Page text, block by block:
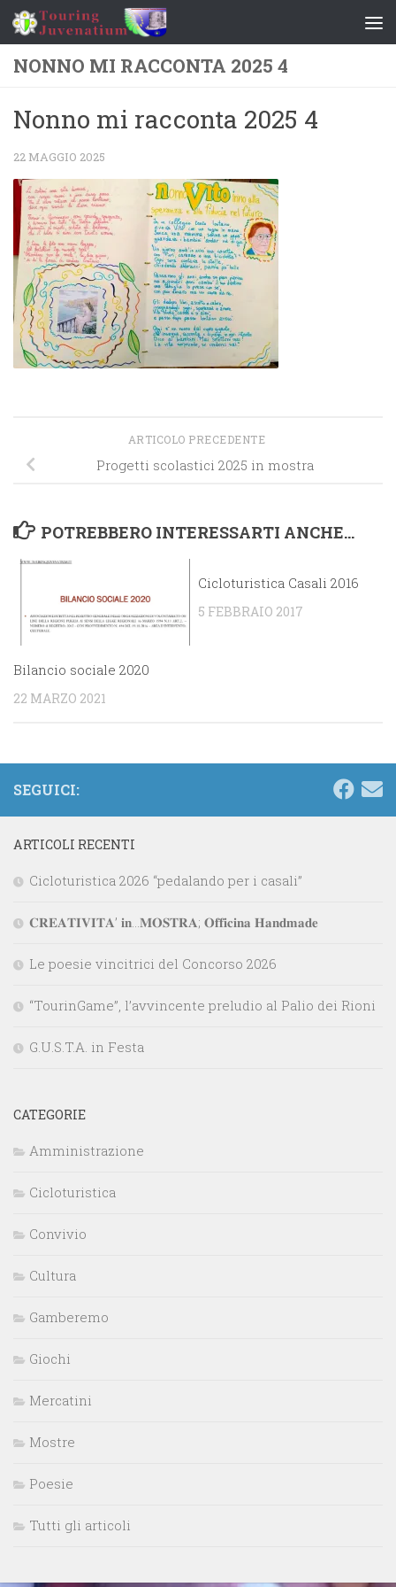
Salta al contenuto
NONNO MI RACCONTA 2025 4
Nonno mi racconta 2025 4
22 MAGGIO 2025
ARTICOLO PRECEDENTE
Progetti scolastici 2025 in mostra
POTREBBERO INTERESSARTI ANCHE...
Bilancio sociale 2020
22 MARZO 2021
Cicloturistica Casali 2016
5 FEBBRAIO 2017
SEGUICI:
ARTICOLI RECENTI
Cicloturistica 2026 “pedalando per i casali”
𝐂𝐑𝐄𝐀𝐓𝐈𝐕𝐈𝐓𝐀’ 𝐢𝐧…𝐌𝐎𝐒𝐓𝐑𝐀; 𝐎𝐟𝐟𝐢𝐜𝐢𝐧𝐚 𝐇𝐚𝐧𝐝𝐦𝐚𝐝𝐞
Le poesie vincitrici del Concorso 2026
“TourinGame”, l’avvincente preludio al Palio dei Rioni
G.U.S.T.A. in Festa
CATEGORIE
Amministrazione
Cicloturistica
Convivio
Cultura
Gamberemo
Giochi
Mercatini
Mostre
Poesie
Tutti gli articoli